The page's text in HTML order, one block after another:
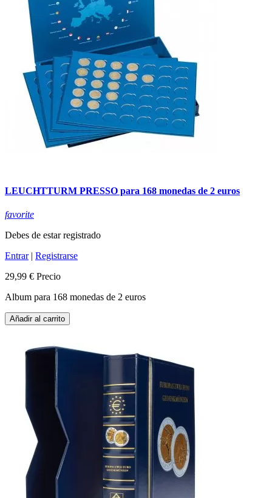
LEUCHTTURM PRESSO para 168 monedas de 2 euros
favorite
Debes de estar registrado
Entrar| Registrarse
29,99 € Precio
Album para 168 monedas de 2 euros
Añadir al carrito